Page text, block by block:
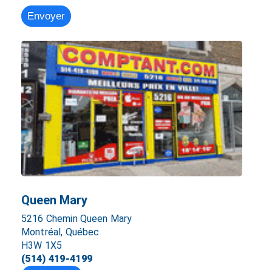
Queen Mary
5216 Chemin Queen Mary
Montréal, Québec
H3W 1X5
(514) 419-4199